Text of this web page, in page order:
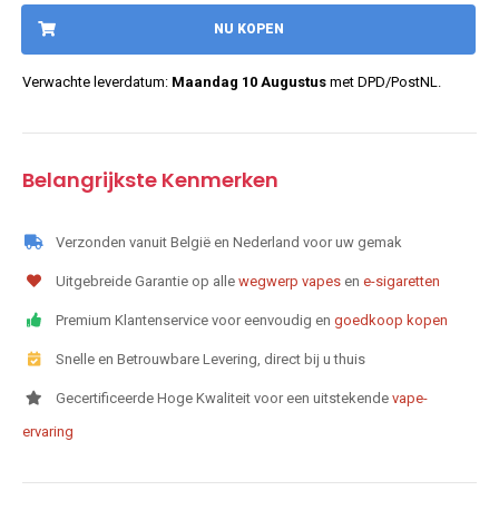
NU KOPEN
Verwachte leverdatum: Maandag 10 Augustus met DPD/PostNL.
Belangrijkste Kenmerken
Verzonden vanuit België en Nederland voor uw gemak
Uitgebreide Garantie op alle wegwerp vapes en e-sigaretten
Premium Klantenservice voor eenvoudig en goedkoop kopen
Snelle en Betrouwbare Levering, direct bij u thuis
Gecertificeerde Hoge Kwaliteit voor een uitstekende vape-
ervaring